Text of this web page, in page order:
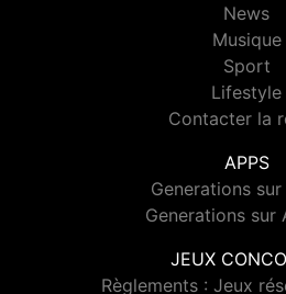
News
Musique
Sport
Lifestyle
Contacter la
APPS
Generations sur
Generations sur
JEUX
Règlements : Jeux